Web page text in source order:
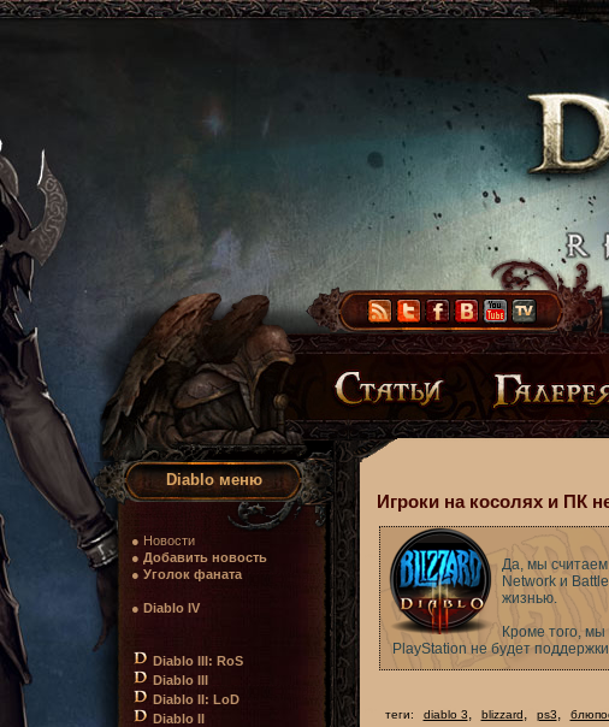
Diablo меню
● Новости
● Добавить новость
● Уголок фаната
● Diablo IV
Diablo III: RoS
Diablo III
Diablo II: LoD
Diablo II
Игроки на косолях и ПК
Да, мы
Network и
жизнью.
Кроме того,
PlayStation не будет
теги: diablo 3, blizzard, ps3,